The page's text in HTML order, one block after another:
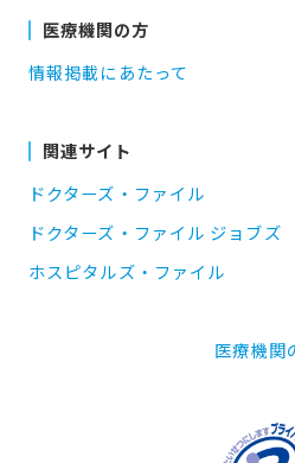
医療機関の方
情報掲載にあたって
関連サイト
ドクターズ・ファイル
ドクターズ・ファイル ジョブズ
ホスピタルズ・ファイル
医療機関